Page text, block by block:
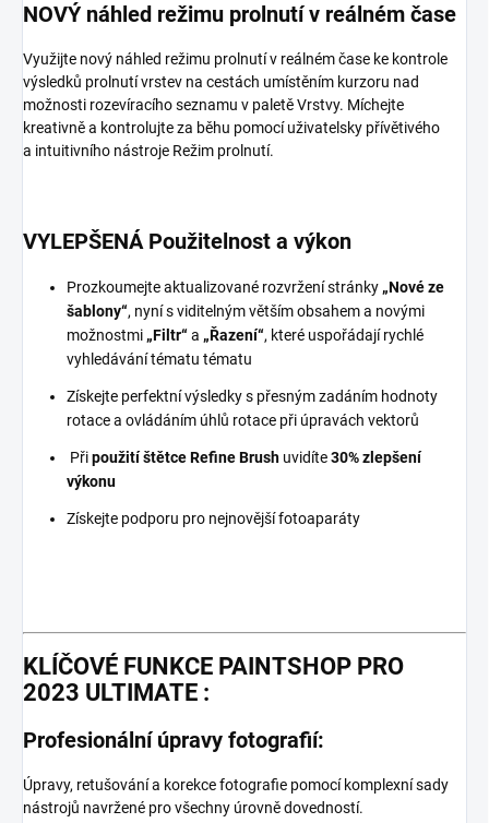
NOVÝ náhled režimu prolnutí v reálném čase
Využijte nový náhled režimu prolnutí v reálném čase ke kontrole
výsledků prolnutí vrstev na cestách umístěním kurzoru nad
možnosti rozevíracího seznamu v paletě Vrstvy. Míchejte
kreativně a kontrolujte za běhu pomocí uživatelsky přívětivého
a intuitivního nástroje Režim prolnutí.
VYLEPŠENÁ Použitelnost a výkon
Prozkoumejte aktualizované rozvržení stránky „Nové ze
šablony“, nyní s viditelným větším obsahem a novými
možnostmi „Filtr“a „Řazení“, které uspořádají rychlé
vyhledávání tématu tématu
Získejte perfektní výsledky s přesným zadáním hodnoty
rotace a ovládáním úhlů rotace při úpravách vektorů
Připoužitíštětce Refine Brush uvidíte30% zlepšení
výkonu
Získejte podporu pro nejnovější fotoaparáty
KLÍČOVÉ FUNKCE PAINTSHOP PRO
2023 ULTIMATE :
Profesionální úpravy fotografií:
Úpravy, retušování a korekce fotografie pomocí komplexní sady
nástrojů navržené pro všechny úrovně dovedností.